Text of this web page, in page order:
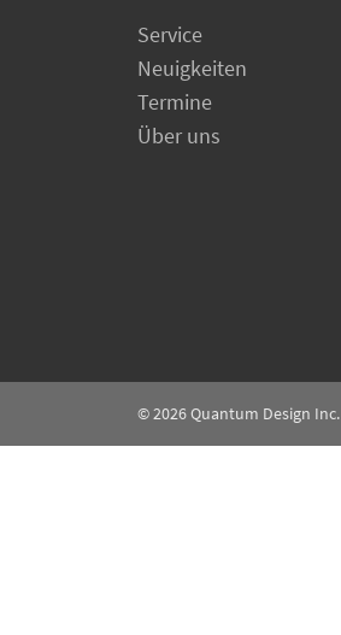
Service
Neuigkeiten
Termine
Über uns
© 2026Quantum Design Inc.